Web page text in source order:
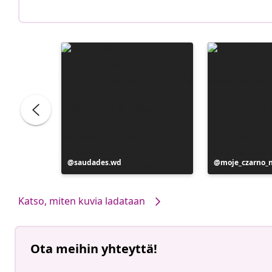
Julkaissut
saudades.wd Julkaissut
Katso, miten kuvia ladataan
Ota meihin yhteyttä!